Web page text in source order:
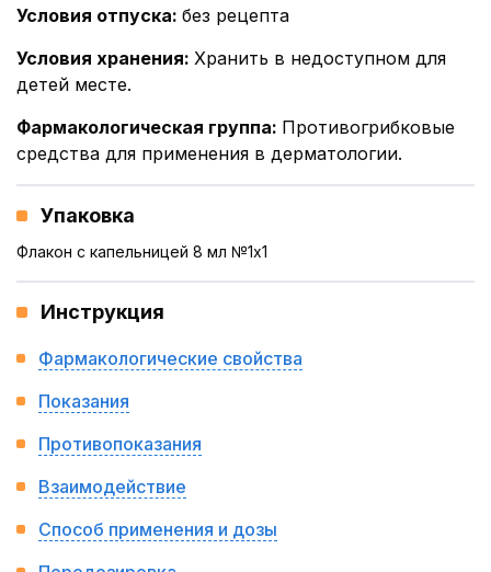
Условия отпуска: без рецепта
Условия хранения: Хранить в недоступном для
детей месте.
Фармакологическая группа: Противогрибковые
средства для применения в дерматологии.
Упаковка
Флакон с капельницей 8 мл №1x1
Инструкция
Фармакологические свойства
Показания
Противопоказания
Взаимодействие
Способ применения и дозы